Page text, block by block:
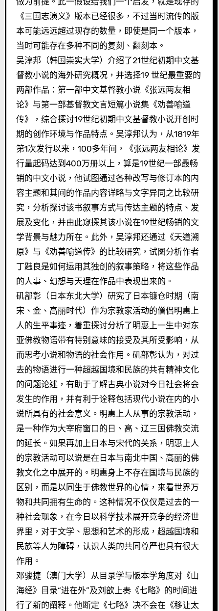
《三国志演义》版本已经很多，不过当时流传的版
本可能远远超过现存的数量，即使是同一个版本，
当时可能存在多种不同的复刻、翻刻本。
吴淳邦（韩国崇实大学）介绍了21世纪初期中文基
督教小说的海外研究概况，并选择19 世纪最重要的
两部作品：第一部中文基督教小说《张远两友相
论》与第一部基督教文言短篇小说集《劝善喻道
传》，综合探讨19世纪初期中文基督教小说开创时
期的创作环境与作品特点。吴淳邦认为，从1819年
第1次发行以来，100多年间，《张远两友相论》发
行量起码达到400万册以上，算是19世纪一部最畅
销的中文小说，他试图通过各种改写与修订本的内
容主题和其间的作品内容详略与文字异同之比较研
究，分析探讨该书叙事方式与传达主题的特点、发
展及变化，并由此窥探其该小说在19世纪畅销的文
学背景与魅力所在。此外，吴淳邦还通过《天道溯
原》与《劝善喻道传》的比较研究，试图分析作者
丁韪良是如何运用其独创的叙事策略，将这些作品
的人事、幻想与天理在作品中表现出来的。
矶部彰（日本东北大学）研究了日本镰仓时期（南
宋、金、高丽时代）作为宗教家活动的僧侣明惠上
人的生平事迹，着重探讨分析了明惠上一生中对东
亚佛教物语带有特别意味的接受及其所受影响，从
而思考小说和物语的社会作用。矶部彰认为，对过
去的物语进行一种超越国境和民族的共有精神文化
的问题论述，有助于了解古典小说对今日社会将会
发生的作用，并有利于诠释包括现代小说在内的小
说所具有的社会意义。明惠上人从事的宗教活动，
是一种作为大宰府窗口的日、高、辽三国佛教交流
的延长。如果再加上日本与宋代的关系，明惠上人
的宗教活动可以说是在日本与南北中国、高丽的佛
教文化之中展开的。明惠身上不存在国境与民族的
区别，而是以同生于佛教世界的心情，来看世界万
物和共同拥有生命的。这种情况不仅仅是过去的一
种社会现象，在今日以科学技术展开竞争的经济世
界里，对于文学、思想和艺术的形成，超越国境和
民族等人为障碍，认识人类的共同尊严也具有很大
作用。
邓骏捷（澳门大学）从目录学与版本学角度对《山
海经》目录“进在外”及刘歆上奏《七略》的时间进
行了新的阐释。他断定《七略》决不会在《移让太